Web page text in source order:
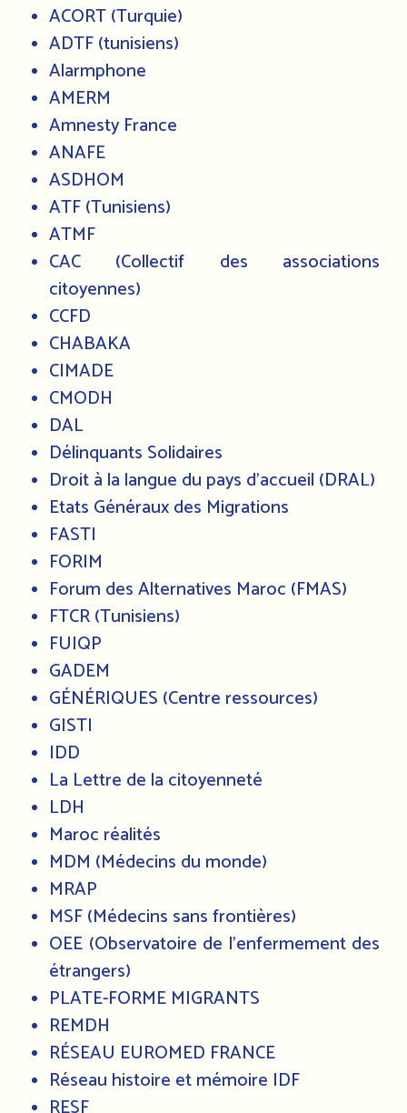
ACORT (Turquie)
ADTF (tunisiens)
Alarmphone
AMERM
Amnesty France
ANAFE
ASDHOM
ATF (Tunisiens)
ATMF
CAC (Collectif des associations
citoyennes)
CCFD
CHABAKA
CIMADE
CMODH
DAL
Délinquants Solidaires
Droit à la langue du pays d'accueil (DRAL)
Etats Généraux des Migrations
FASTI
FORIM
Forum des Alternatives Maroc (FMAS)
FTCR (Tunisiens)
FUIQP
GADEM
GÉNÉRIQUES (Centre ressources)
GISTI
IDD
La Lettre de la citoyenneté
LDH
Maroc réalités
MDM (Médecins du monde)
MRAP
MSF (Médecins sans frontières)
OEE (Observatoire de l'enfermement des
étrangers)
PLATE-FORME MIGRANTS
REMDH
RÉSEAU EUROMED FRANCE
Réseau histoire et mémoire IDF